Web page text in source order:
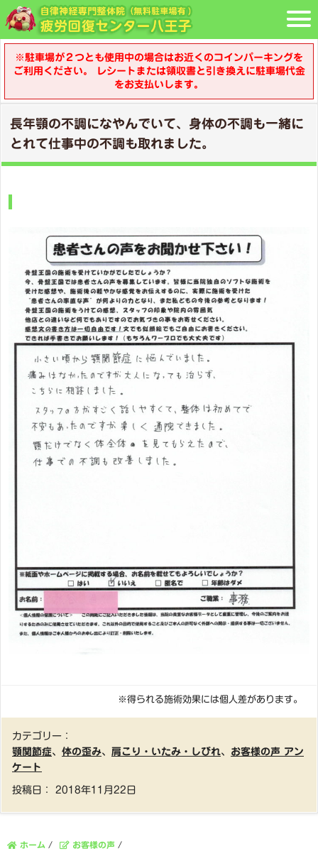
※駐車場が２つとも使用中の場合はお近くのコインパーキングを
ご利用ください。 レシートまたは領収書と引き換えに駐車場代金
をお支払いします。
長年顎の不調になやんでいて、身体の不調も一緒に
とれて仕事中の不調も取れました。
※得られる施術効果には個人差があります。
カテゴリー：
顎関節症、 体の歪み、 肩こり・いたみ・しびれ 、 お客様の声 アン
ケート
投稿日： 2018年11月22日
ホーム / お客様の声 /